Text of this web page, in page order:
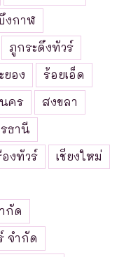
งกาฬ
ภูกระดึงทัวร์
ยอง
ร้อยเอ็ด
คร
สงขลา
ธานี
องทัวร์
เชียงใหม่
กัด
จำกัด